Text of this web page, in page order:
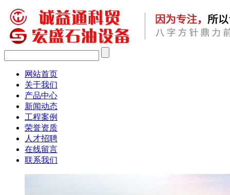
网站首页
关于我们
产品中心
新闻动态
工程案例
荣誉资质
人才招聘
在线留言
联系我们